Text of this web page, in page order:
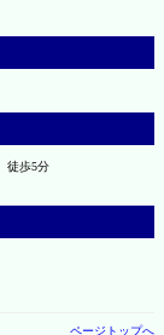
徒歩5分
ページトップへ